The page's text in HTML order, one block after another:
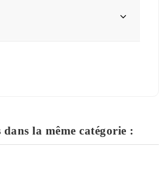
la même catégorie :